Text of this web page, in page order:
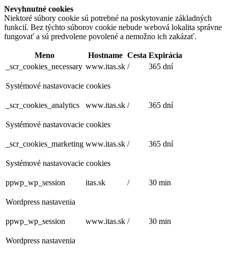
Nevyhnutné cookies
Niektoré súbory cookie sú potrebné na poskytovanie základných
funkcií. Bez týchto súborov cookie nebude webová lokalita správne
fungovať a sú predvolene povolené a nemožno ich zakázať.
Meno Hostname Cesta Expirácia
_scr_cookies_necessary www.itas.sk / 365 dní
Systémové nastavovacie cookies
_scr_cookies_analytics www.itas.sk / 365 dní
Systémové nastavovacie cookies
_scr_cookies_marketing www.itas.sk / 365 dní
Systémové nastavovacie cookies
ppwp_wp_session itas.sk / 30 min
Wordpress nastavenia
ppwp_wp_session www.itas.sk / 30 min
Wordpress nastavenia